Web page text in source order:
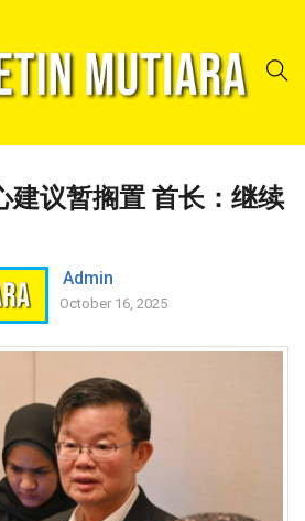
建议暂搁置 首长：继续
Admin
October 16, 2025